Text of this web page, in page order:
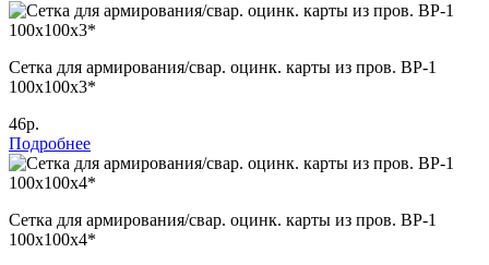
Сетка для армирования/свар. оцинк. карты из пров. ВР-1
100х100х3*
46р.
Подробнее
Сетка для армирования/свар. оцинк. карты из пров. ВР-1
100х100х4*